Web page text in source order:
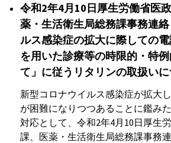
令和2年4月10日厚生労働省医
薬・生活衛生局総務課事務連
ルス感染症の拡大に際しての
を用いた診療等の時限的・特
て」に従うリタリンの取扱い
新型コロナウイルス感染症が拡大
が困難になりつつあることに鑑み
対応として、令和2年4月10日厚生
課、医薬・生活衛生局総務課事務